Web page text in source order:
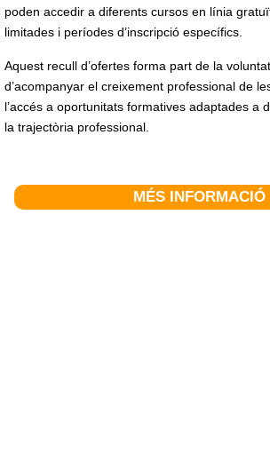
poden accedir a diferents cursos en línia
limitades i períodes d’inscripció específics.
Aquest recull d’ofertes forma part de la
d’acompanyar el creixement professional de
l’accés a oportunitats formatives adaptades a
la trajectòria professional.
MÉS INFORMACIÓ